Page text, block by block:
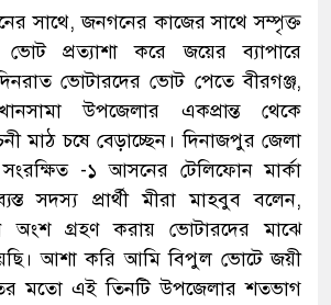
সাথে, জনগনের কাজের সাথে সম্পৃক্ত
প্রত্যাশা করে জয়ের ব্যাপারে
ভোটারদের ভোট পেতে বীরগঞ্জ,
উপজেলার একপ্রান্ত থেকে
মাঠ চষে বেড়াচ্ছেন। দিনাজপুর জেলা
সংরক্ষিত -১ আসনের টেলিফোন মার্কা
সদস্য প্রার্থী মীরা মাহবুব বলেন,
অংশ গ্রহণ করায় ভোটারদের মাঝে
আশা করি আমি বিপুল ভোটে জয়ী
মতো এই তিনটি উপজেলার শতভাগ